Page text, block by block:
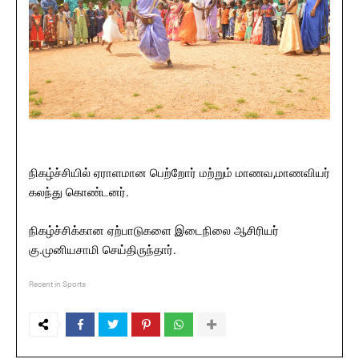
நிகழ்ச்சியில் ஏராளமான பெற்றோர் மற்றும் மாணவ,மாணவியர்
கலந்து கொண்டனர்.
நிகழ்ச்சிக்கான ஏற்பாடுகளை இடைநிலை ஆசிரியர்
கு.முனியசாமி செய்திருந்தார்.
Recent in Sports